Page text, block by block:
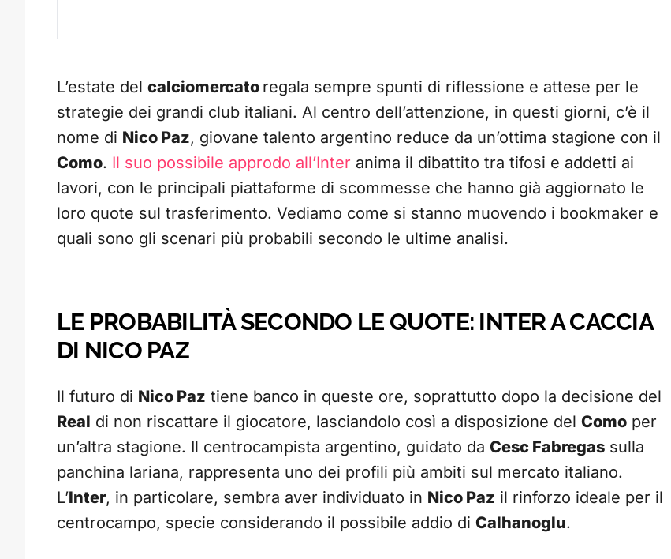
L’estate del calciomercato regala sempre spunti di riflessione e attese per le
strategie dei grandi club italiani. Al centro dell’attenzione, in questi giorni, c’è il
nome di Nico Paz, giovane talento argentino reduce da un’ottima stagione con il
Como. Il suo possibile approdo all’Inter anima il dibattito tra tifosi e addetti ai
lavori, con le principali piattaforme di scommesse che hanno già aggiornato le
loro quote sul trasferimento. Vediamo come si stanno muovendo i bookmaker e
quali sono gli scenari più probabili secondo le ultime analisi.
LE PROBABILITÀ SECONDO LE QUOTE: INTER A CACCIA
DI NICO PAZ
Il futuro di Nico Paz tiene banco in queste ore, soprattutto dopo la decisione del
Real di non riscattare il giocatore, lasciandolo così a disposizione del Como per
un’altra stagione. Il centrocampista argentino, guidato da Cesc Fabregas sulla
panchina lariana, rappresenta uno dei profili più ambiti sul mercato italiano.
L’Inter, in particolare, sembra aver individuato in Nico Paz il rinforzo ideale per il
centrocampo, specie considerando il possibile addio di Calhanoglu.